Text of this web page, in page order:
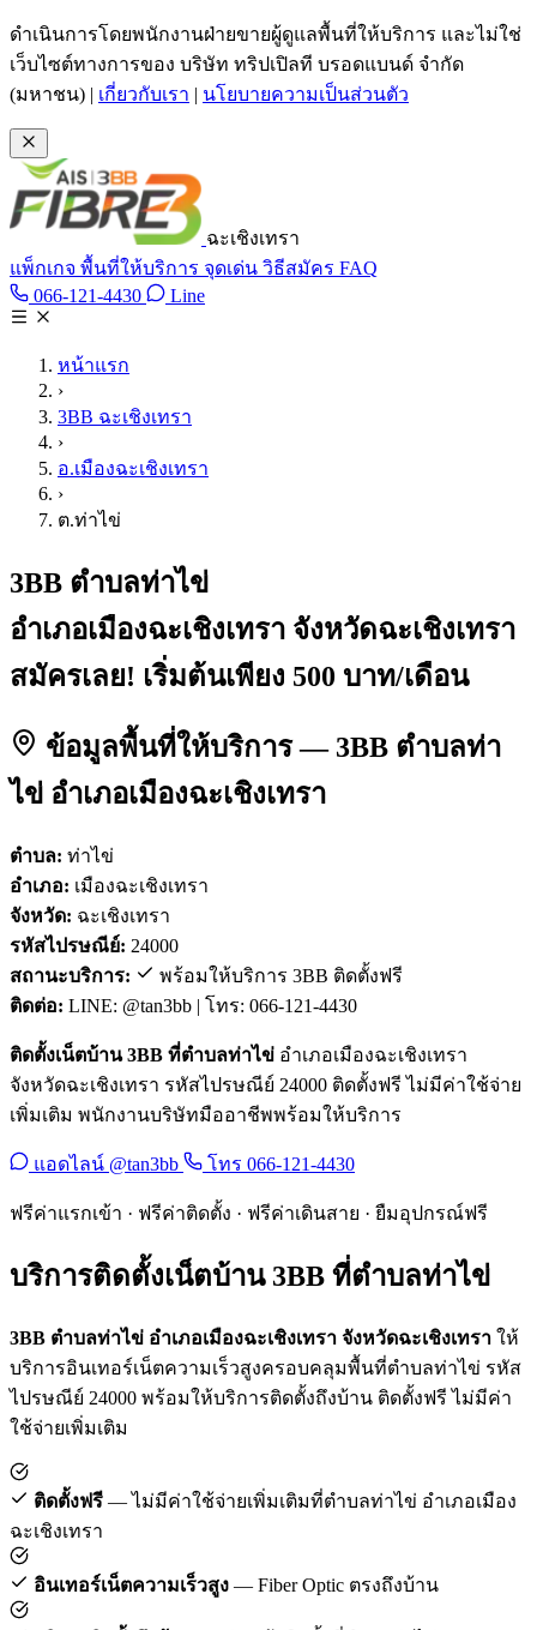
ข้ามไปเนื้อหาหลัก
ดำเนินการโดยพนักงานฝ่ายขายผู้ดูแลพื้นที่ให้บริการ และไม่ใช่
เว็บไซต์ทางการของ บริษัท ทริปเปิลที บรอดแบนด์ จำกัด
(มหาชน) | เกี่ยวกับเรา | นโยบายความเป็นส่วนตัว
ฉะเชิงเทรา
แพ็กเกจ พื้นที่ให้บริการ จุดเด่น วิธีสมัคร FAQ
066-121-4430 โทร 066-121-4430
LineLine @tan3bb
หน้าแรก
›
3BB ฉะเชิงเทรา
›
อ.เมืองฉะเชิงเทรา
›
ต.ท่าไข่
3BB ตำบลท่าไข่
อำเภอเมืองฉะเชิงเทรา จังหวัดฉะเชิงเทรา
สมัครเลย! เริ่มต้นเพียง 500 บาท/เดือน
ข้อมูลพื้นที่ให้บริการ — 3BB ตำบลท่า
ไข่ อำเภอเมืองฉะเชิงเทรา
ตำบล: ท่าไข่
อำเภอ: เมืองฉะเชิงเทรา
จังหวัด: ฉะเชิงเทรา
รหัสไปรษณีย์: 24000
สถานะบริการ:
พร้อมให้บริการ 3BB ติดตั้งฟรี
ติดต่อ: LINE: @tan3bb | โทร: 066-121-4430
ติดตั้งเน็ตบ้าน 3BB ที่ตำบลท่าไข่ อำเภอเมืองฉะเชิงเทรา
จังหวัดฉะเชิงเทรา รหัสไปรษณีย์ 24000 ติดตั้งฟรี ไม่มีค่าใช้จ่าย
เพิ่มเติม พนักงานบริษัทมืออาชีพพร้อมให้บริการ
แอดไลน์ @tan3bb โทร 066-121-4430
ฟรีค่าแรกเข้า · ฟรีค่าติดตั้ง · ฟรีค่าเดินสาย · ยืมอุปกรณ์ฟรี
บริการติดตั้งเน็ตบ้าน 3BB ที่ตำบลท่าไข่
3BB ตำบลท่าไข่ อำเภอเมืองฉะเชิงเทรา จังหวัดฉะเชิงเทรา ให้
บริการอินเทอร์เน็ตความเร็วสูงครอบคลุมพื้นที่ตำบลท่าไข่ รหัส
ไปรษณีย์ 24000 พร้อมให้บริการติดตั้งถึงบ้าน ติดตั้งฟรี ไม่มีค่า
ใช้จ่ายเพิ่มเติม
ติดตั้งฟรี — ไม่มีค่าใช้จ่ายเพิ่มเติมที่ตำบลท่าไข่ อำเภอเมือง
ฉะเชิงเทรา
อินเทอร์เน็ตความเร็วสูง — Fiber Optic ตรงถึงบ้าน